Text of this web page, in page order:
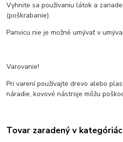
Vyhnite sa používaniu látok a
(poškrabanie).
Panvicu nie je možné umývať v
Varovanie!
Pri varení používajte drevo alebo
náradie, kovové nástroje môžu
Tovar zaradený v